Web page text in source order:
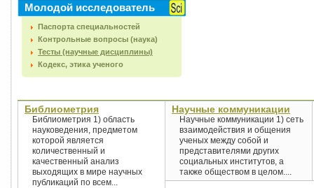
Молодой исследователь
Паспорта специальностей
Контрольные вопросы (наука)
Тесты (научные дисциплины)
Кодекс, этика ученого
Библиометрия
Библиометрия 1) область
науковедения, предметом
которой является
количественный и
качественный анализ
выходящих в мире научных
публикаций по всем...
Научные коммуникации
Научные коммуникации 1) сеть
взаимодействия и общения
ученых между собой и
представителями других
социальных институтов, а
также обществом в целом....